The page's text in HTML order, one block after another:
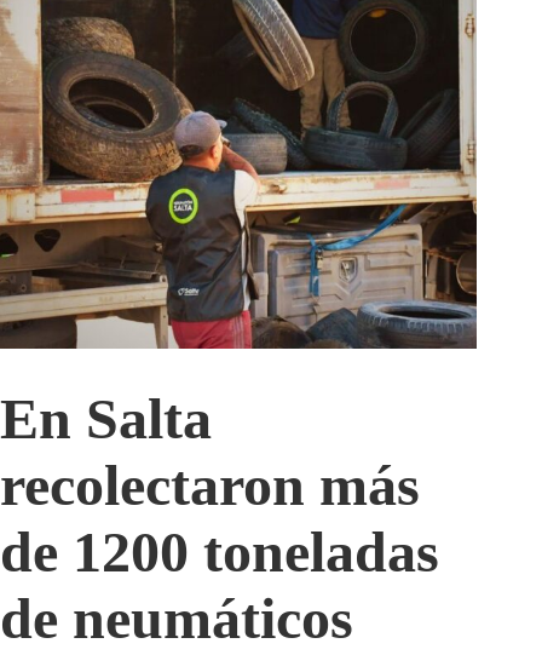
En Salta
recolectaron más
de 1200 toneladas
de neumáticos